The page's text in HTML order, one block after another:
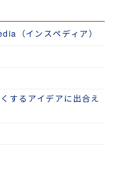
（インスペディア）
するアイデアに出合え